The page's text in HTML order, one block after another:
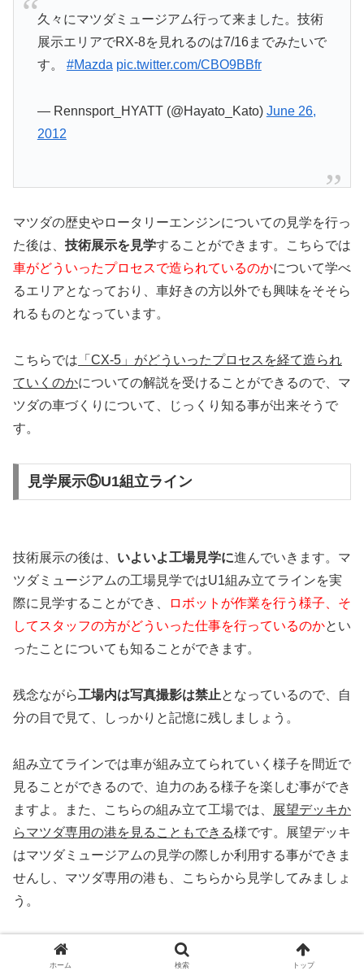
久々にマツダミュージアム行って来ました。技術
展示エリアでRX-8を見れるのは7/16までみたいで
す。 #Mazda pic.twitter.com/CBO9BBfr
— Rennsport_HYATT (@Hayato_Kato) June 26,
2012
マツダの歴史やロータリーエンジンについての見学を行っ
た後は、 技術展示を見学することができます。こちらでは
車がどういったプロセスで造られているのかについて学べ
るエリアとなっており、車好きの方以外でも興味をそそら
れるものとなっています。
こちらでは 「CX-5」がどういったプロセスを経て造られ
ていくのかについての解説を受けることができるので、マ
ツダの車づくりについて、じっくり知る事が出来そうで
す。
見学展示⑤U1組立ライン
技術展示の後は、 いよいよ工場見学に進んでいきます。マ
ツダミュージアムの工場見学ではU1組み立てラインを実
際に見学することができ、
ロボットが作業を行う様子、そ
してスタッフの方がどういった仕事を行っているのかとい
ったことについても知ることができます。
残念ながら工場内は写真撮影は禁止となっているので、自
分の目で見て、しっかりと記憶に残しましょう。
組み立てラインでは車が組み立てられていく様子を間近で
見ることができるので、迫力のある様子を楽しむ事ができ
ますよ。また、こちらの組み立て工場では、
展望デッキか
らマツダ専用の港を見ることもできる様です。展望デッキ
はマツダミュージアムの見学の際しか利用する事ができま
せんし、マツダ専用の港も、こちらから見学してみましょ
う。
見学展示⑥未来展示
ホーム 検索 トップ